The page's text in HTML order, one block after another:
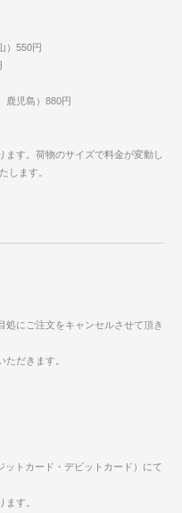
）550円
鹿児島）880円
す。荷物のサイズで料金が変動し
します。
処にご注文をキャンセルさせて頂き
だきます。
トカード・デビットカード）にて
ます。